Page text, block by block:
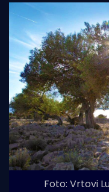
Foto: Vrtovi